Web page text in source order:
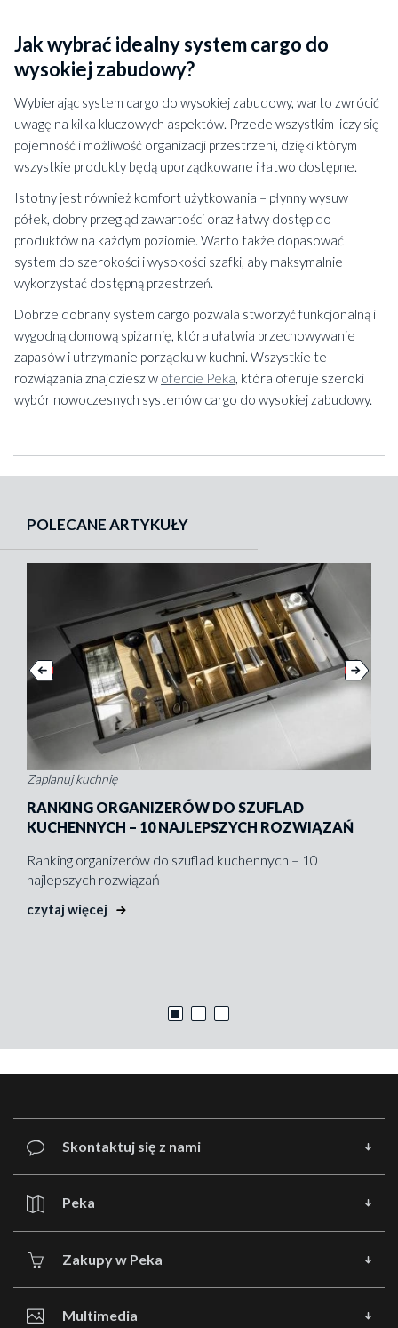
Jak wybrać idealny system cargo do
wysokiej zabudowy?
Wybierając system cargo do wysokiej zabudowy, warto zwrócić
uwagę na kilka kluczowych aspektów. Przede wszystkim liczy się
pojemność i możliwość organizacji przestrzeni, dzięki którym
wszystkie produkty będą uporządkowane i łatwo dostępne.
Istotny jest również komfort użytkowania – płynny wysuw
półek, dobry przegląd zawartości oraz łatwy dostęp do
produktów na każdym poziomie. Warto także dopasować
system do szerokości i wysokości szafki, aby maksymalnie
wykorzystać dostępną przestrzeń.
Dobrze dobrany system cargo pozwala stworzyć funkcjonalną i
wygodną domową spiżarnię, która ułatwia przechowywanie
zapasów i utrzymanie porządku w kuchni. Wszystkie te
rozwiązania znajdziesz w ofercie Peka, która oferuje szeroki
wybór nowoczesnych systemów cargo do wysokiej zabudowy.
POLECANE ARTYKUŁY
Zaplanuj kuchnię
RANKING ORGANIZERÓW DO SZUFLAD
KUCHENNYCH – 10 NAJLEPSZYCH ROZWIĄZAŃ
Ranking organizerów do szuflad kuchennych – 10
najlepszych rozwiązań
czytaj więcej
Skontaktuj się z nami
Peka
Zakupy w Peka
Multimedia